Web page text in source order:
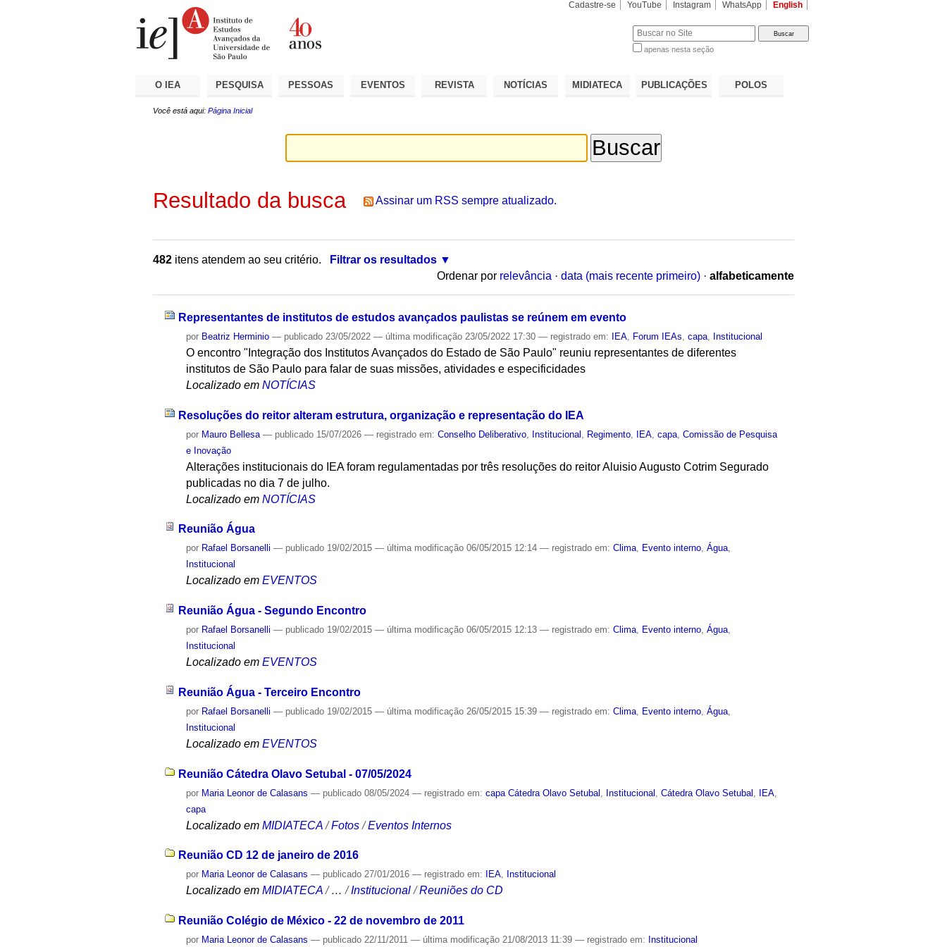
Cadastre-se YouTube Instagram WhatsApp English
apenas nesta seção
O IEA PESQUISA PESSOAS EVENTOS REVISTA NOTÍCIAS MIDIATECA PUBLICAÇÕES POLOS
Você está aqui: Página Inicial
Resultado da busca Assinar um RSS sempre atualizado.
482 itens atendem ao seu critério.
Filtrar os resultados
Ordenar por relevância · data (mais recente primeiro) · alfabeticamente
Representantes de institutos de estudos avançados paulistas se reúnem em evento
por Beatriz Herminio — publicado 23/05/2022— última modificação 23/05/2022 17:30— registrado em: IEA Forum IEAs ,capa Institucional
O encontro "Integração dos Institutos Avançados do Estado de São Paulo" reuniu representantes de diferentes
institutos de São Paulo para falar de suas missões, atividades e especificidades
Localizado em NOTÍCIAS
Resoluções do reitor alteram estrutura, organização e representação do IEA
por Mauro Bellesa — publicado 15/07/2026— registrado em:Conselho Deliberativo Institucional Regimento IEA ,capa ,Comissão de Pesquisa
e Inovação
Alterações institucionais do IEA foram regulamentadas por três resoluções do reitor Aluisio Augusto Cotrim Segurado
publicadas no dia 7 de julho.
Localizado em NOTÍCIAS
Reunião Água
por Rafael Borsanelli — publicado 19/02/2015— última modificação 06/05/2015 12:14— registrado em:Clima, Evento interno,Água,
Institucional
Localizado em EVENTOS
Reunião Água - Segundo Encontro
por Rafael Borsanelli — publicado 19/02/2015— última modificação 06/05/2015 12:13— registrado em:Clima, Evento interno,Água,
Institucional
Localizado em EVENTOS
Reunião Água - Terceiro Encontro
por Rafael Borsanelli — publicado 19/02/2015— última modificação 26/05/2015 15:39— registrado em:Clima Evento interno ,Água
Institucional
Localizado em EVENTOS
Reunião Cátedra Olavo Setubal - 07/05/2024
por Maria Leonor de Calasans — publicado 08/05/2024— registrado em:capa Cátedra Olavo Setubal Institucional ,Cátedra Olavo Setubal IEA
capa
Localizado em MIDIATECA /Fotos /Eventos Internos
Reunião CD 12 de janeiro de 2016
por Maria Leonor de Calasans — publicado 27/01/2016— registrado em: IEA, Institucional
Localizado em MIDIATECA /…/Institucional /Reuniões do CD
Reunião Colégio de México - 22 de novembro de 2011
por Maria Leonor de Calasans — publicado 22/11/2011— última modificação 21/08/2013 11:39— registrado em: Institucional